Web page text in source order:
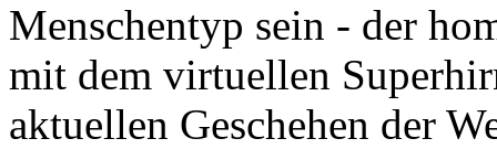
Menschentyp sein - der
mit dem virtuellen
aktuellen Geschehen der